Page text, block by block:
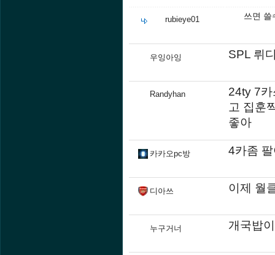
rubieye01 쓰면 쓸
우잉아잉 SPL 뤼
Randyhan
24ty 7
고 집훈
좋아
카카오pc방 4카좀
디아쓰 이제 월
누구거너 개국밥